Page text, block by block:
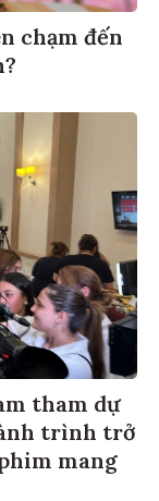
chạm đến
tham dự
trình trở
mang